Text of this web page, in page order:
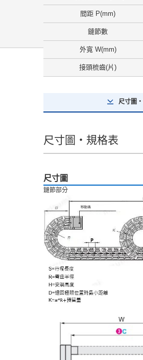
間距 P(mm)
鏈節數
外寬 W(mm)
接頭梳齒(片)
尺寸圖
尺寸圖・規格表
尺寸圖
鏈節部分